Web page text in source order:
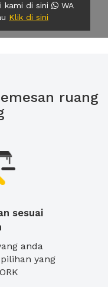
kami di sini
WA
Klik di sini
ruang
sesuai
anda
yang